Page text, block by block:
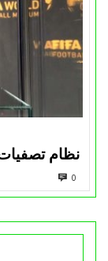
نظام تصفيات
0